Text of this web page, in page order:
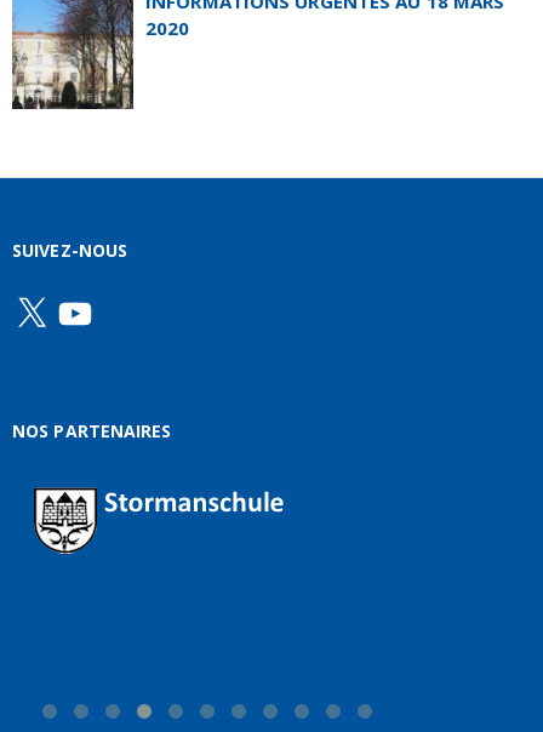
2020
SUIVEZ-NOUS
X YouTube
NOS PARTENAIRES